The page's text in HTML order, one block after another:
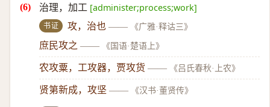
治理，加工 [administer;process;work]
书证 攻，治也 —— 《广雅·释诂三》
庶民攻之 —— 《国语·楚语上》
农攻粟，工攻器，贾攻货 —— 《吕氏春秋·上农》
贤第新成，攻坚 —— 《汉书·董贤传》